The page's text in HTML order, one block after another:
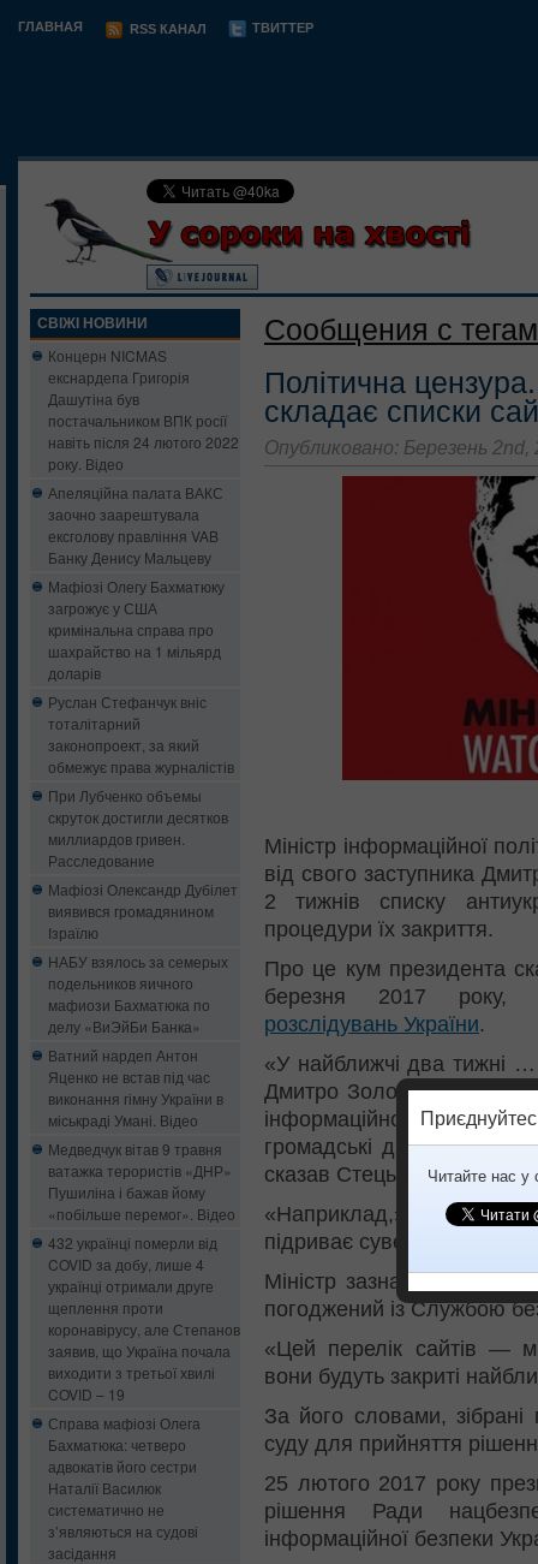
ГЛАВНАЯ RSS КАНАЛ ТВИТТЕР
СВІЖІ НОВИНИ
Концерн NICMAS
екснардепа Григорія
Дашутіна був
постачальником ВПК росії
навіть після 24 лютого 2022
року. Відео
Апеляційна палата ВАКС
заочно заарештувала
ексголову правління VAB
Банку Денису Мальцеву
Мафіозі Олегу Бахматюку
загрожує у США
кримінальна справа про
шахрайство на 1 мільярд
доларів
Руслан Стефанчук вніс
тоталітарний
законопроект, за який
обмежує права журналістів
При Лубченко объемы
скруток достигли десятков
миллиардов гривен.
Расследование
Мафіозі Олександр Дубілет
виявився громадянином
Ізраїлю
НАБУ взялось за семерых
подельников яичного
мафиози Бахматюка по
делу «ВиЭйБи Банка»
Ватний нардеп Антон
Яценко не встав під час
виконання гімну України в
міськраді Умані. Відео
Медведчук вітав 9 травня
ватажка терористів «ДНР»
Пушиліна і бажав йому
«побільше перемог». Відео
432 українці померли від
COVID за добу, лише 4
українці отримали друге
щеплення проти
коронавірусу, але Степанов
заявив, що Україна почала
виходити з третьої хвилі
COVID – 19
Справа мафіозі Олега
Бахматюка: четверо
адвокатів його сестри
Наталії Василюк
систематично не
з’являються на судові
засідання
Сообщения с
Політична
складає списки
Опубликовано: Березень 2nd,
Міністр інформаційної
від свого заступника
2 тижнів списку
процедури їх закриття.
Про це кум президента
березня 2017 року,
розслідувань України.
«У найближчі два тижні …
Дмитро Золотухін) приніс
інформаційної
громадські діячі,
сказав Стець.
«Наприклад,»
підриває суверенітет
Міністр зазначив, що
погоджений із Службою
«Цей перелік сайтів —
вони будуть закриті
За його словами,
суду для прийняття
25 лютого 2017 року
рішення Ради
інформаційної безпеки
Читайте нас у